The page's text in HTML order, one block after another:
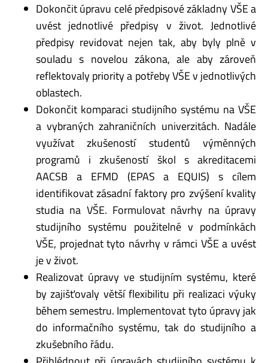
Dokončit úpravu celé předpisové základny VŠE a
uvést jednotlivé předpisy v život. Jednotlivé
předpisy revidovat nejen tak, aby byly plně v
souladu s novelou zákona, ale aby zároveň
reflektovaly priority a potřeby VŠE v jednotlivých
oblastech.
Dokončit komparaci studijního systému na VŠE
a vybraných zahraničních univerzitách. Nadále
využívat zkušeností studentů výměnných
programů i zkušeností škol s akreditacemi
AACSB a EFMD (EPAS a EQUIS) s cílem
identifikovat zásadní faktory pro zvýšení kvality
studia na VŠE. Formulovat návrhy na úpravy
studijního systému použitelné v podmínkách
VŠE, projednat tyto návrhy v rámci VŠE a uvést
je v život.
Realizovat úpravy ve studijním systému, které
by zajišťovaly větší flexibilitu při realizaci výuky
během semestru. Implementovat tyto úpravy jak
do informačního systému, tak do studijního a
zkušebního řádu.